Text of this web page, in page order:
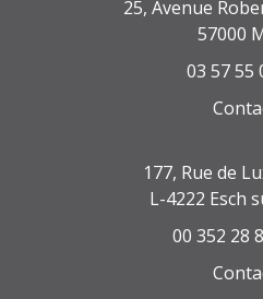
25, Avenue
57000
03 57 55
177, Rue de
L-4222 Esch
00 352 28